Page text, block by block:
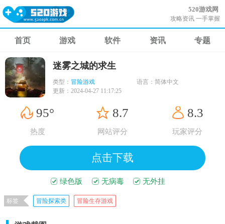
520游戏网
攻略资讯 一手掌握
首页 游戏 软件 资讯 专题
迷雾之城的求生
类型： 冒险游戏 语言： 简体中文
更新： 2024-04-27 11:17:25
95°
热度
8.7
网站评分
8.3
玩家评分
点击下载
绿色版 无病毒 无外挂
标签 冒险探索类 冒险生存游戏